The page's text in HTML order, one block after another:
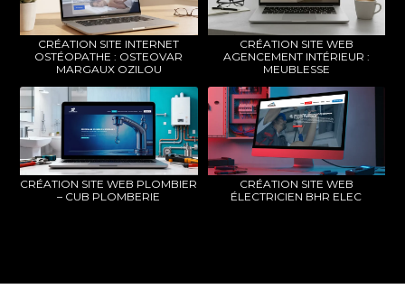
CRÉATION SITE INTERNET
OSTÉOPATHE : OSTEOVAR
MARGAUX OZILOU
CRÉATION SITE WEB
AGENCEMENT INTÉRIEUR :
MEUBLESSE
CRÉATION SITE WEB PLOMBIER
– CUB PLOMBERIE
CRÉATION SITE WEB
ÉLECTRICIEN BHR ELEC